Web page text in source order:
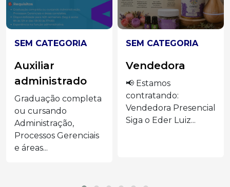
SEM CATEGORIA
Auxiliar
administrado
Graduação completa
ou cursando
Administração,
Processos Gerenciais
e áreas...
SEM CATEGORIA
Vendedora
📢 Estamos
contratando:
Vendedora Presencial
Siga o Eder Luiz...